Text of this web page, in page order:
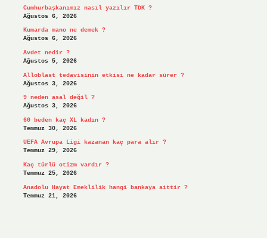
Cumhurbaşkanımız nasıl yazılır TDK ?
Ağustos 6, 2026
Kumarda mano ne demek ?
Ağustos 6, 2026
Avdet nedir ?
Ağustos 5, 2026
Alloblast tedavisinin etkisi ne kadar sürer ?
Ağustos 3, 2026
9 neden asal değil ?
Ağustos 3, 2026
60 beden kaç XL kadın ?
Temmuz 30, 2026
UEFA Avrupa Ligi kazanan kaç para alır ?
Temmuz 29, 2026
Kaç türlü otizm vardır ?
Temmuz 25, 2026
Anadolu Hayat Emeklilik hangi bankaya aittir ?
Temmuz 21, 2026